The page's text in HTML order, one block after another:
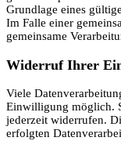
Grundlage eines
Im Falle einer
gemeinsame
Widerruf Ihrer
Viele
Einwilligung möglich.
jederzeit widerrufen.
erfolgten